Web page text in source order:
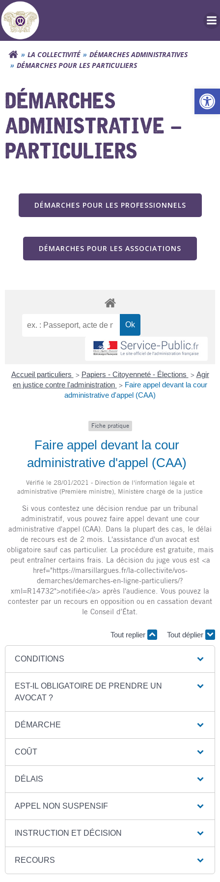
Aller
au
contenu
LA COLLECTIVITÉ
DÉMARCHES ADMINISTRATIVES
DÉMARCHES POUR LES PARTICULIERS
DÉMARCHES
ADMINISTRATIVE –
PARTICULIERS
DÉMARCHES POUR LES PROFESSIONNELS
DÉMARCHES POUR LES ASSOCIATIONS
Accueil particuliers > Papiers - Citoyenneté - Élections > Agir
en justice contre l'administration > Faire appel devant la cour
administrative d'appel (CAA)
Fiche pratique
Faire appel devant la cour
administrative d'appel (CAA)
Vérifié le 28/01/2021 - Direction de l'information légale et
administrative (Première ministre), Ministère chargé de la justice
Si vous contestez une décision rendue par un tribunal
administratif, vous pouvez faire appel devant une cour
administrative d'appel (CAA). Dans la plupart des cas, le délai
de recours est de 2 mois. L'assistance d'un avocat est
obligatoire sauf cas particulier. La procédure est gratuite, mais
peut entraîner certains frais. La décision du juge vous est <a
href="https://marsillargues.fr/la-collectivite/vos-
demarches/demarches-en-ligne-particuliers/?
xml=R14732">notifiée</a> après l'audience. Vous pouvez la
contester par un recours en opposition ou en cassation devant
le Conseil d’État.
Tout replier Tout déplier
CONDITIONS
EST-IL OBLIGATOIRE DE PRENDRE UN
AVOCAT ?
DÉMARCHE
COÛT
DÉLAIS
APPEL NON SUSPENSIF
INSTRUCTION ET DÉCISION
RECOURS